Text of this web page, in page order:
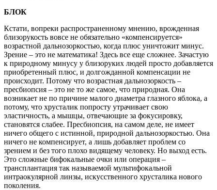
БЛОК
Кстати, вопреки распространенному мнению, врожденная
близорукость вовсе не обязательно «компенсируется»
возрастной дальнозоркостью, когда плюс уничтожит минус.
Зрение – это не математика! Здесь все еще сложнее. Зачастую
к природному минусу у близоруких людей просто добавляется
приобретенный плюс, и долгожданной компенсации не
происходит. Потому что возрастная дальнозоркость –
пресбиопсия – это не то же самое, что природная. Она
возникает не по причине малого диаметра глазного яблока, а
потому, что хрусталик попросту утрачивает свою
эластичность, а мышцы, отвечающие за фокусировку,
становятся слабее. Пресбиопсия, на самом деле, не имеет
ничего общего с истинной, природной дальнозоркостью. Она
ничего не компенсирует, а лишь добавляет проблем со
зрением и без того плохо видящему человеку. Но выход есть.
Это сложные бифокальные очки или операция –
трансплантация так называемой мультифокальной
интраокулярной линзы, искусственного хрусталика нового
поколения.